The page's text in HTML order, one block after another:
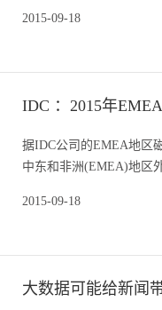
2015-09-18
IDC ：2015年
据IDC公司的EMEA地区
中东和非洲(EMEA)地区
2015-09-18
大数据可能给新闻